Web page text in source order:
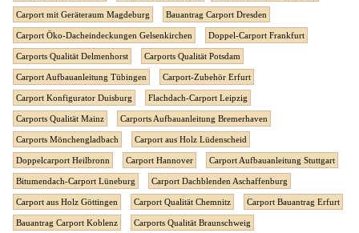
Carport mit Geräteraum Magdeburg Bauantrag Carport Dresden
Carport Öko-Dacheindeckungen Gelsenkirchen Doppel-Carport Frankfurt
Carports Qualität Delmenhorst Carports Qualität Potsdam
Carport Aufbauanleitung Tübingen Carport-Zubehör Erfurt
Carport Konfigurator Duisburg Flachdach-Carport Leipzig
Carports Qualität Mainz Carports Aufbauanleitung Bremerhaven
Carports Mönchengladbach Carport aus Holz Lüdenscheid
Doppelcarport Heilbronn Carport Hannover Carport Aufbauanleitung Stuttgart
Bitumendach-Carport Lüneburg Carport Dachblenden Aschaffenburg
Carport aus Holz Göttingen Carport Qualität Chemnitz Carport Bauantrag Erfurt
Bauantrag Carport Koblenz Carports Qualität Braunschweig